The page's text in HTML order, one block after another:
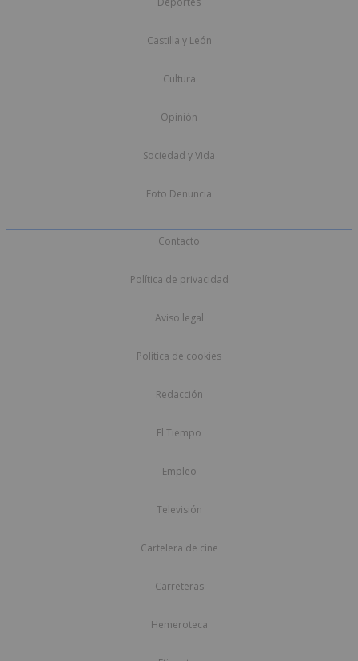
Castilla y León
Cultura
Opinión
Sociedad y Vida
Foto Denuncia
Contacto
Política de privacidad
Aviso legal
Política de cookies
Redacción
El Tiempo
Empleo
Televisión
Cartelera de cine
Carreteras
Hemeroteca